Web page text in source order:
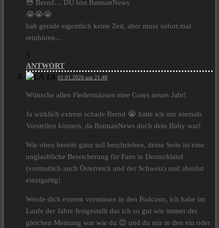
😳 Bernd… DU bist BatmanNews
😭😭😭
hab gerade eigentlich keine Zeit, aber muss sofort mal
reinhören…
5
ANTWORT
LA 01.01.2026 um 21:48
Wünsche allen Fledermäusen eine Gutes neues Jahr!
Ja wirklich extrem schade Bernd 😭 hätte ich mir niemals
Vorstellen können, da BatmanNews doch dein Baby war!
Wie oben bereits ganz toll beschrieben, deine Seite ist eine
unglaubliche Bereicherung für Fans in Deutschland
(vermutlich auch Österreich und der Schweiz) und absolut
einzigartig!
Werde dich extrem vermissen in den Podcasts, ich habe im
Laufe der Jahre festgestellt das ich so gut wie immer der
gleichen Meinung war wie du 😊 und du mir in den ein oder